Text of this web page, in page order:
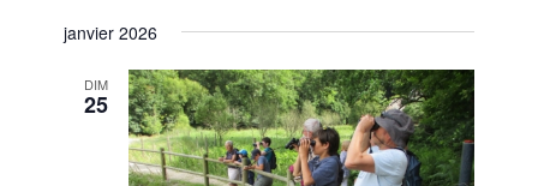
janvier 2026
DIM
25